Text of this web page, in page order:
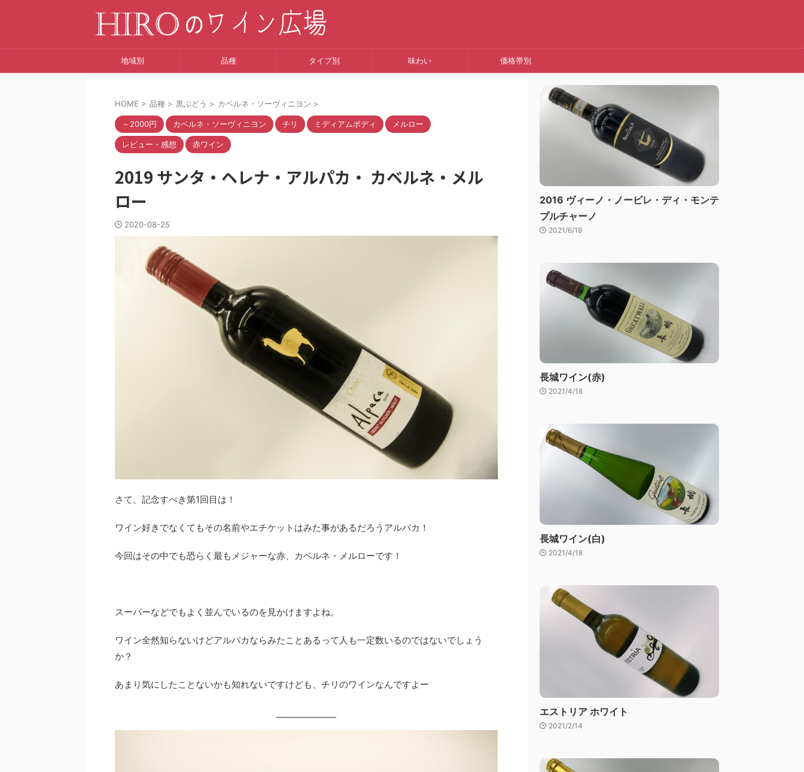
地域別 品種 タイプ別 味わい 価格帯別
HOME > 品種 > 黒ぶどう > カベルネ・ソーヴィニヨン >
～2000円 カベルネ・ソーヴィニヨン チリ ミディアムボディ メルロー
レビュー・感想 赤ワイン
2019 サンタ・ヘレナ・アルパカ・ カベルネ・メル
ロー
2020-08-25
さて、記念すべき第1回目は！
ワイン好きでなくてもその名前やエチケットはみた事があるだろうアルパカ！
今回はその中でも恐らく最もメジャーな赤、カベルネ・メルローです！
スーパーなどでもよく並んでいるのを見かけますよね。
ワイン全然知らないけどアルパカならみたことあるって人も一定数いるのではないでしょう
か？
あまり気にしたことないかも知れないですけども、チリのワインなんですよー
2016 ヴィーノ・ノービレ・ディ・モンテ
プルチャーノ
2021/6/19
長城ワイン(赤)
2021/4/18
長城ワイン(白)
2021/4/18
エストリア ホワイト
2021/2/14